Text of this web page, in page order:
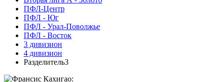
ПФЛ-Центр
ПФЛ - Юг
ПФЛ - Урал-Поволжье
ПФЛ - Восток
3 дивизион
4 дивизион
Разделитель3